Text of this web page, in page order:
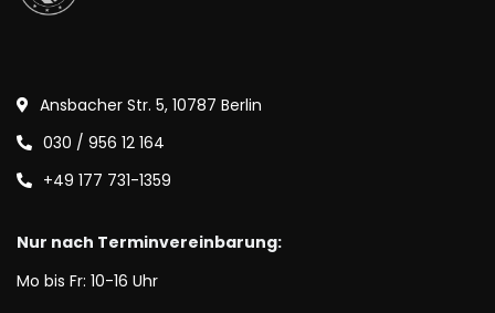
Ansbacher Str. 5, 10787 Berlin
030 / 956 12 164
+49 177 731-1359
Nur nach Terminvereinbarung:
Mo bis Fr: 10-16 Uhr